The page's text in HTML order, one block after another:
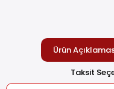
Ürün
Taksit